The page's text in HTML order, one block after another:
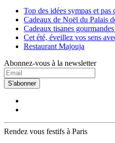
Top des idées sympas et
Cadeaux de Noël du Palais
Cadeaux tisanes
Cet été, éveillez vos sens
Restaurant Majouja
Abonnez-vous à la newsletter
S'abonner
Rendez vous festifs à Paris